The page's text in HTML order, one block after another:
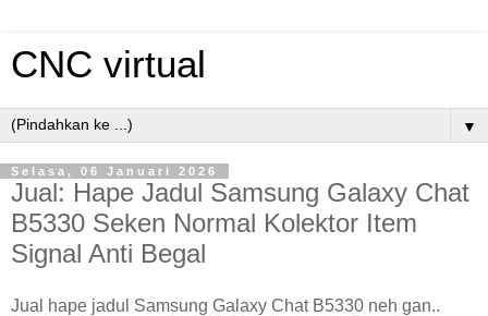
CNC virtual
▼
Selasa, 06 Januari 2026
Jual: Hape Jadul Samsung Galaxy Chat
B5330 Seken Normal Kolektor Item
Signal Anti Begal
Jual hape jadul Samsung Galaxy Chat B5330 neh gan..